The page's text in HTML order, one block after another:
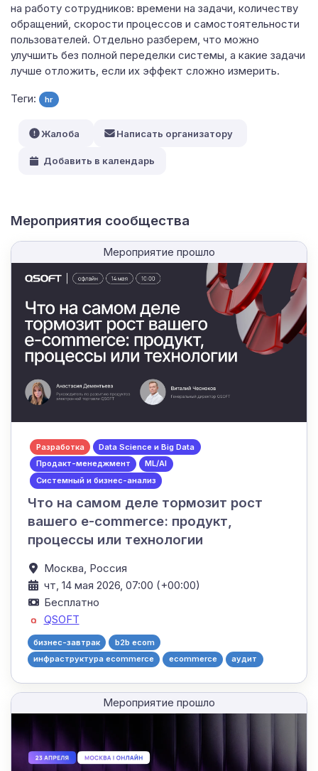
на работу сотрудников: времени на задачи, количеству
обращений, скорости процессов и самостоятельности
пользователей. Отдельно разберем, что можно
улучшить без полной переделки системы, а какие задачи
лучше отложить, если их эффект сложно измерить.
Теги: hr
Жалоба Написать организатору
Добавить в календарь
Мероприятия сообщества
Мероприятие прошло
Разработка
Data Science и Big Data
Продакт-менеджмент
ML/AI
Системный и бизнес-анализ
Что на самом деле тормозит рост
вашего e-commerce: продукт,
процессы или технологии
Москва, Россия
чт, 14 мая 2026, 07:00 (+00:00)
Бесплатно
QSOFT
бизнес-завтрак
b2b ecom
инфраструктура ecommerce
ecommerce аудит
Мероприятие прошло